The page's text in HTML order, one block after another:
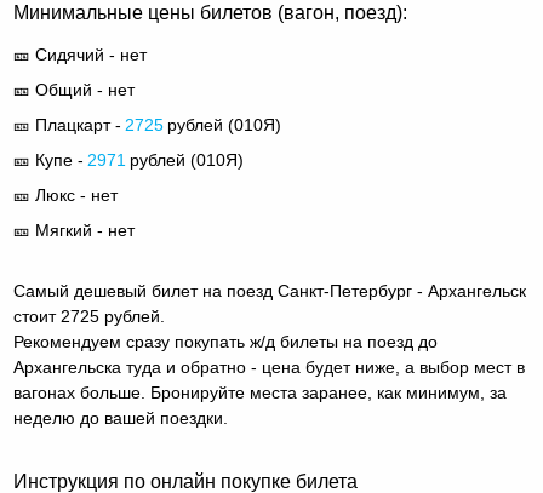
Минимальные цены билетов (вагон, поезд):
🎫 Сидячий - нет
🎫 Общий - нет
🎫 Плацкарт - 2725 рублей (010Я)
🎫 Купе - 2971 рублей (010Я)
🎫 Люкс - нет
🎫 Мягкий - нет
Самый дешевый билет на поезд Санкт-Петербург - Архангельск
стоит 2725 рублей.
Рекомендуем сразу покупать ж/д билеты на поезд до
Архангельска туда и обратно - цена будет ниже, а выбор мест в
вагонах больше. Бронируйте места заранее, как минимум, за
неделю до вашей поездки.
Инструкция по онлайн покупке билета